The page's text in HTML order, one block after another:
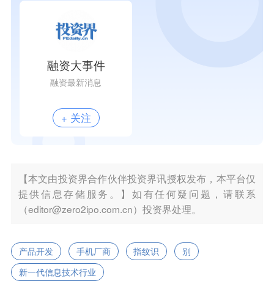
融资大事件
融资最新消息
+ 关注
【本文由投资界合作伙伴投资界讯授权发布，本平台仅
提供信息存储服务。】如有任何疑问题，请联系
（editor@zero2ipo.com.cn）投资界处理。
产品开发 手机厂商 指纹识
别
新一代信息技术行业